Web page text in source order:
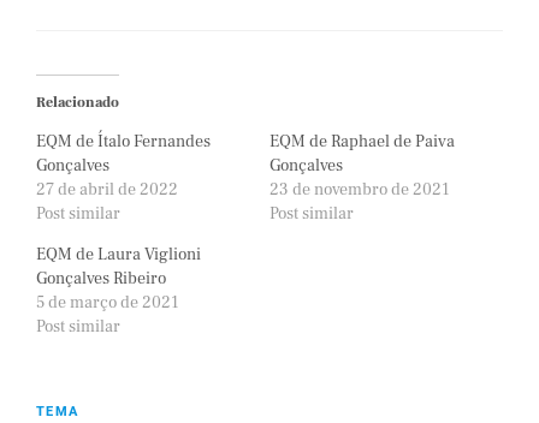
Relacionado
EQM de Ítalo Fernandes
Gonçalves
27 de abril de 2022
Post similar
EQM de Raphael de Paiva
Gonçalves
23 de novembro de 2021
Post similar
EQM de Laura Viglioni
Gonçalves Ribeiro
5 de março de 2021
Post similar
TEMA